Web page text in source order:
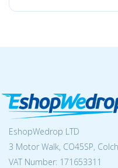
EshopWedrop LTD
3 Motor Walk, CO45SP,
VAT Number: 171653311